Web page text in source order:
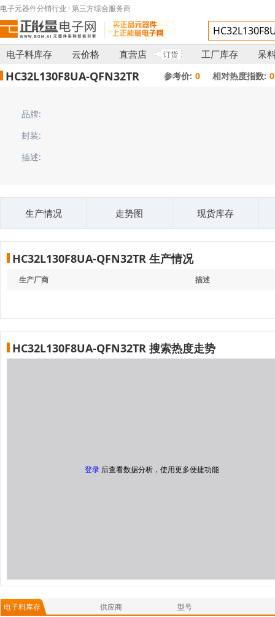
电子元器件分销行业 · 第三方综合服务商
电子料库存 云价格 直营店 订货 工厂库存 呆
HC32L130F8UA-QFN32TR 参考价: 0 相对热度指数: 0
品牌:
封装:
描述:
生产情况 走势图 现货库存
HC32L130F8UA-QFN32TR 生产情况
生产厂商 描述
HC32L130F8UA-QFN32TR 搜索热度走势
登录 后查看数据分析，使用更多便捷功能
电子料库存 供应商
型号